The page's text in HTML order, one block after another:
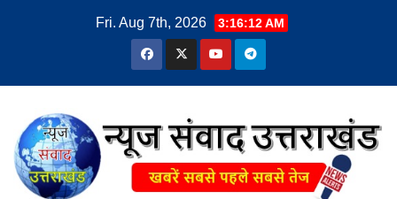
Fri. Aug 7th, 2026 3:16:13 AM